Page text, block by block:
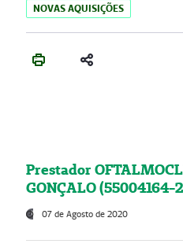
NOVAS AQUISIÇÕES
Prestador
GONÇALO (55004164-
07 de Agosto de 2020